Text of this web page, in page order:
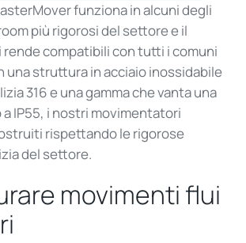
funziona in alcuni degli
più rigorosi del settore e il
compatibili con tutti i comuni
una struttura in acciaio inossidabile
316 e una gamma che vanta una
IP55, i nostri movimentatori
rispettando le rigorose
del settore.
movimenti flui